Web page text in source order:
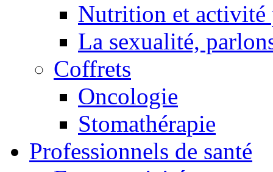
Nutrition et activité
La sexualité,
Coffrets
Oncologie
Stomathérapie
Professionnels de santé